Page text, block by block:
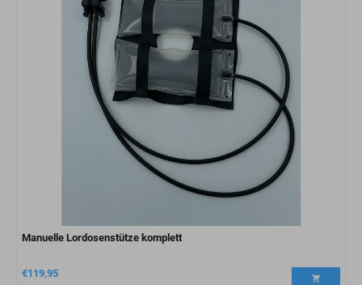
Manuelle Lordosenstütze komplett
€119,95